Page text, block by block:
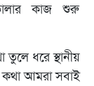
কাজ শুরু
ধরে স্থানীয়
কথা আমরা সবাই